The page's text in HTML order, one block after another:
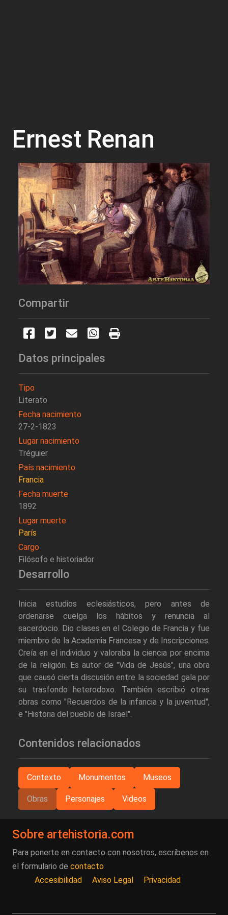
Ernest Renan
Compartir
Datos principales
Tipo
Literato
Fecha nacimiento
27-2-1823
Lugar nacimiento
Tréguier
País nacimiento
Francia
Fecha muerte
1892
Lugar muerte
París
Cargo
Filósofo e historiador
Desarrollo
Inicia estudios eclesiásticos, pero antes de
ordenarse cuelga los hábitos y renuncia al
sacerdocio. Dio clases en el Colegio de Francia y fue
miembro de la Academia Francesa y de Inscripciones.
Creía en el individuo y valoraba la ciencia por encima
de la religión. Es autor de "Vida de Jesús", una obra
que causó cierta discusión entre la sociedad gala por
su trasfondo heterodoxo. También escribió otras
obras como "Recuerdos de la infancia y la juventud",
e "Historia del pueblo de Israel".
Contenidos relacionados
Contexto Monumentos Museos
Obras Personajes Videos
Sobre artehistoria.com
Para ponerte en contacto con nosotros, escríbenos en
el formulario de contacto
Accesibilidad
Aviso Legal Privacidad